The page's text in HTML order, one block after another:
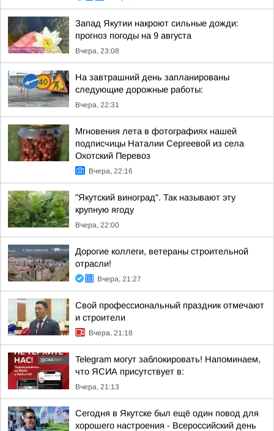
Запад Якутии накроют сильные дожди:
прогноз погоды на 9 августа
Вчера, 23:08
На завтрашний день запланированы
следующие дорожные работы:
Вчера, 22:31
Мгновения лета в фотографиях нашей
подписчицы Наталии Сергеевой из села
Охотский Перевоз
Вчера, 22:16
"Якутский виноград". Так называют эту
крупную ягоду
Вчера, 22:00
Дорогие коллеги, ветераны строительной
отрасли!
Вчера, 21:27
Свой профессиональный праздник отмечают
и строители
Вчера, 21:18
Telegram могут заблокировать! Напоминаем,
что ЯСИА присутствует в:
Вчера, 21:13
Сегодня в Якутске был ещё один повод для
хорошего настроения - Всероссийский день